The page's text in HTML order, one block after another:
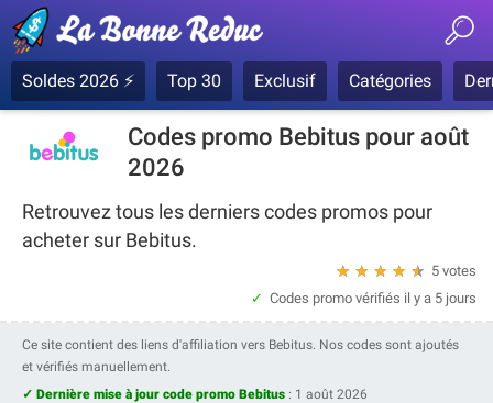
Soldes 2026 ⚡ Top 30 Exclusif Catégories
Codes promo Bebitus pour août
2026
Retrouvez tous les derniers codes promos pour
acheter sur Bebitus.
5 votes
★
★
★
★
★
Codes promo vérifiés il y a 5 jours
Ce site contient des liens d'affiliation vers Bebitus. Nos codes sont ajoutés
et vérifiés manuellement.
✓ Dernière mise à jour code promo Bebitus : 1 août 2026